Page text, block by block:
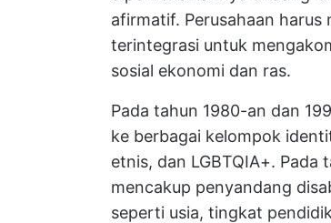
afirmatif. Perusahaan
terintegrasi untuk
sosial ekonomi dan ras.
Pada tahun 1980-an dan
ke berbagai kelompok
etnis, dan LGBTQIA+. Pada
mencakup penyandang
seperti usia, tingkat